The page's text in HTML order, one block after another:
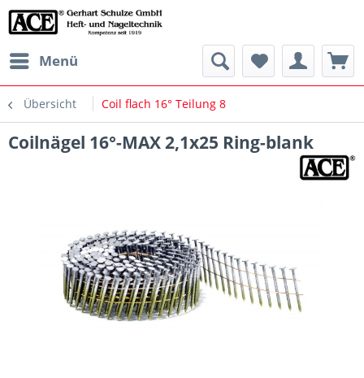
Menü
Übersicht Coil flach 16° Teilung 8
Coilnägel 16°-MAX 2,1x25 Ring-blank